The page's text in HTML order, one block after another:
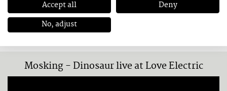
SOCIAL
Mosking - Dinosaur live at Love Electric
Accept all
Deny
No, adjust